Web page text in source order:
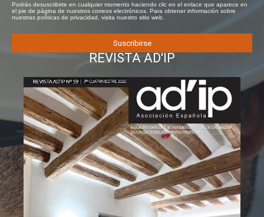
Podrás desuscribirte en cualquier momento haciendo clic en el enlace que aparece en
el pie de página de nuestros correos electrónicos. Para obtener información sobre
nuestras políticas de privacidad, visita nuestro sitio web.
REVISTA AD'IP